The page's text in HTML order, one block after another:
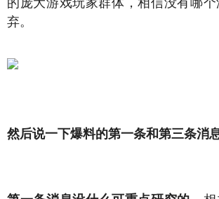
弃。
然后说一下爆料的第一条和第三条消息